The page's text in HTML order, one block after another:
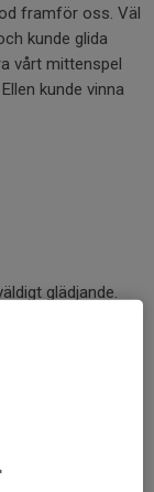
framför oss. Väl
kunde glida
vårt mittenspel
kunde vinna
glädjande.
denna söndag.